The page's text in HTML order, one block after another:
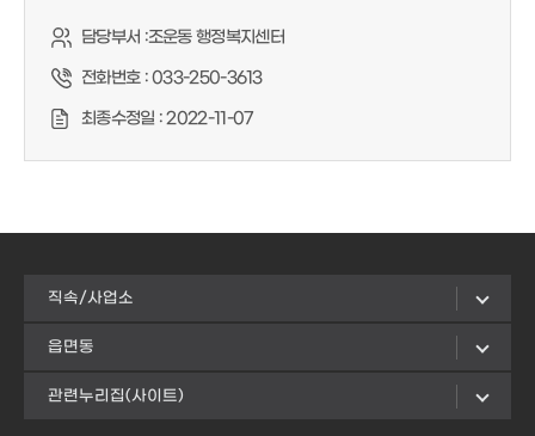
담당부서 :조운동 행정복지센터
전화번호 :033-250-3613
최종수정일 :2022-11-07
직속/사업소
읍면동
관련누리집(사이트)